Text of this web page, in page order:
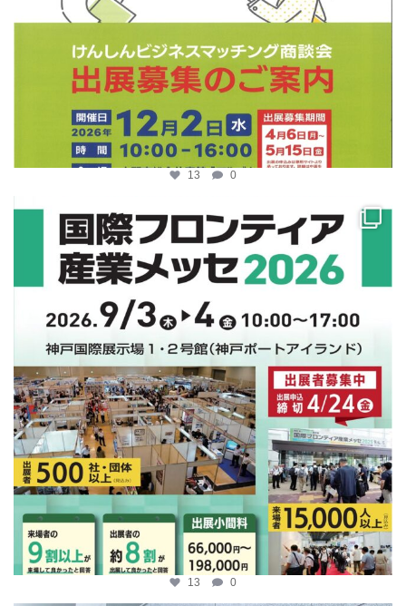
13 0
4月 10
13 0